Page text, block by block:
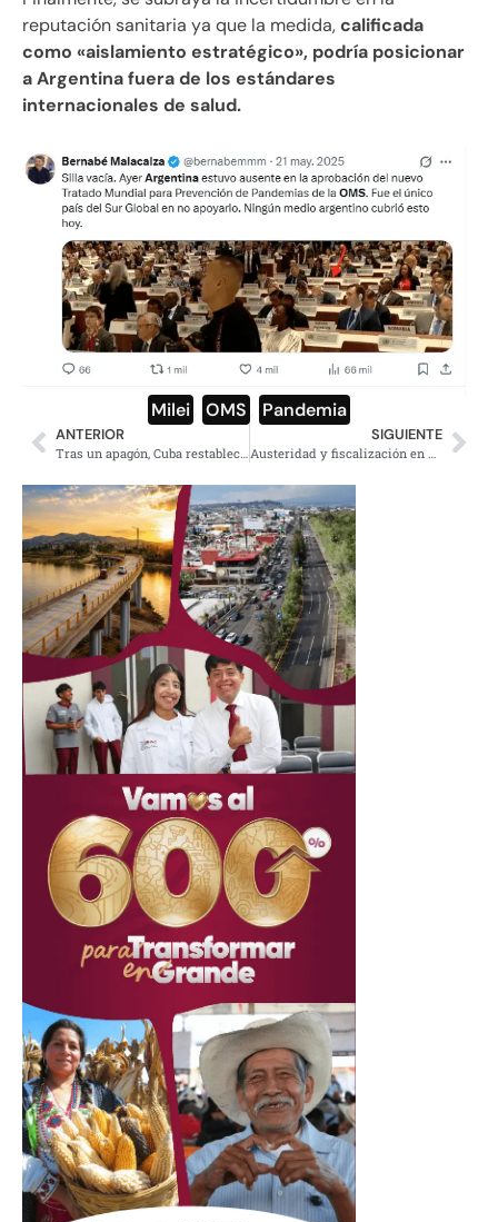
reputación sanitaria ya que la medida,calificada
como «aislamiento estratégico», podría posicionar
a Argentina fuera de los estándares
internacionales de salud.
Milei OMS Pandemia
ANTERIOR SIGUIENTE